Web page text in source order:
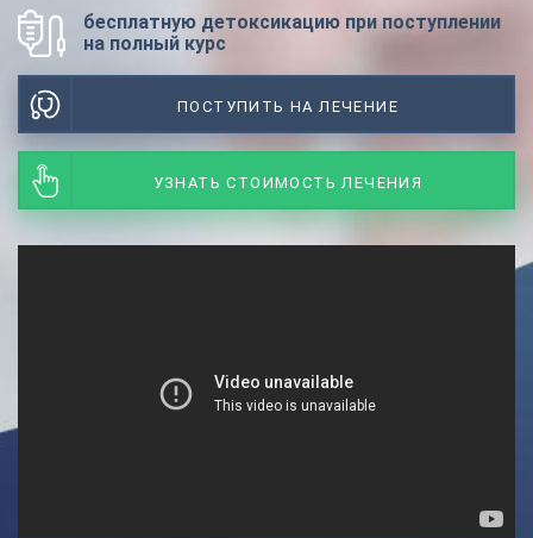
бесплатную детоксикацию при поступлении
на полный курс
ПОСТУПИТЬ НА ЛЕЧЕНИЕ
УЗНАТЬ СТОИМОСТЬ ЛЕЧЕНИЯ